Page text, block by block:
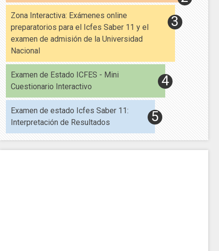
Zona Interactiva: Exámenes online
preparatorios para el Icfes Saber 11 y el
examen de admisión de la Universidad
Nacional
Examen de Estado ICFES - Mini
Cuestionario Interactivo
Examen de estado Icfes Saber 11:
Interpretación de Resultados